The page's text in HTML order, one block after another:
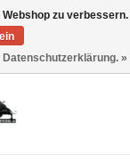
zu verbessern.
»